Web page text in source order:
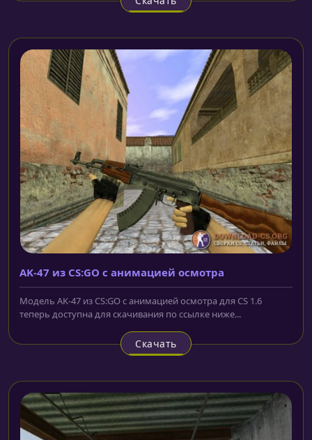
AK-47 из CS:GO с анимацией осмотра
Модель AK-47 из CS:GO с анимацией осмотра для CS 1.6
теперь доступна для скачивания по ссылке ниже...
Скачать